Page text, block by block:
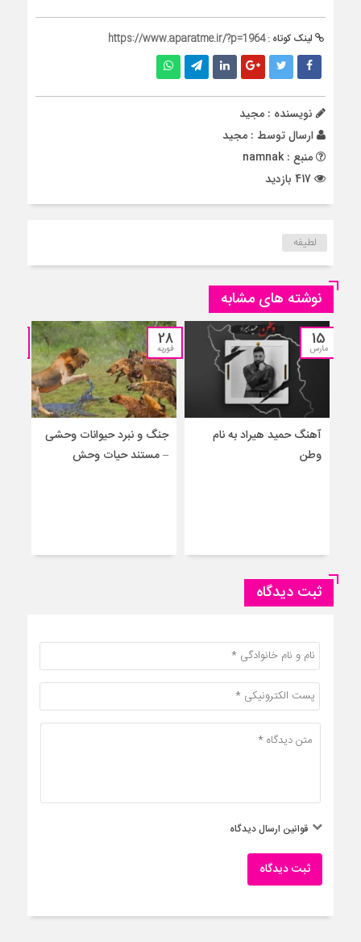
لینک کوتاه :https://www.aparatme.ir/?p=1964
نویسنده : مجید
ارسال توسط : مجید
منبع : namnak
لطیفه
نوشته های مشابه
15
مارس
آهنگ حمید هیراد به نام
وطن
28
فوریه
جنگ و نبرد حیوانات وحشی
– مستند حیات وحش
ثبت دیدگاه
قوانین ارسال دیدگاه
ثبت دیدگاه